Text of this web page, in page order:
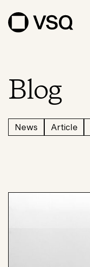
Blog
News Article